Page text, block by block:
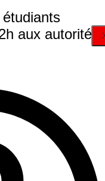
aux autorités